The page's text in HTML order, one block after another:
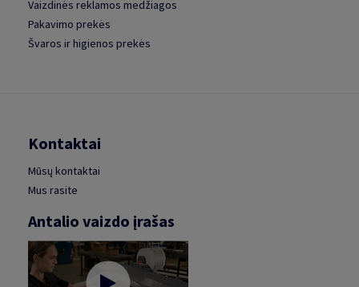
Vaizdinės reklamos medžiagos
Pakavimo prekės
Švaros ir higienos prekės
Kontaktai
Mūsų kontaktai
Mus rasite
Antalio vaizdo įrašas